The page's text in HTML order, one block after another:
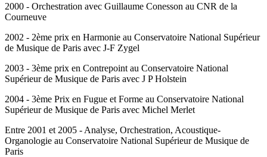
2000 - Orchestration avec Guillaume Conesson au CNR de la
Courneuve
2002 - 2ème prix en Harmonie au Conservatoire National Supérieur
de Musique de Paris avec J-F Zygel
2003 - 3ème prix en Contrepoint au Conservatoire National
Supérieur de Musique de Paris avec J P Holstein
2004 - 3ème Prix en Fugue et Forme au Conservatoire National
Supérieur de Musique de Paris avec Michel Merlet
Entre 2001 et 2005 - Analyse, Orchestration, Acoustique-
Organologie au Conservatoire National Supérieur de Musique de
Paris